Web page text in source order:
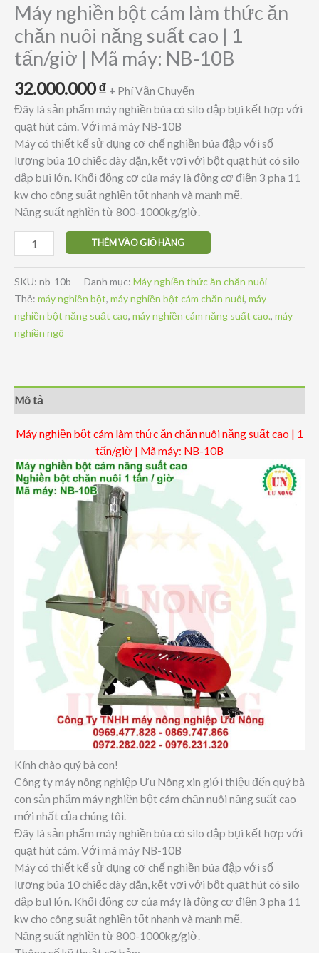
Máy nghiền bột cám làm thức ăn
chăn nuôi năng suất cao | 1
tấn/giờ | Mã máy: NB-10B
32.000.000₫ + Phí Vận Chuyển
Đây là sản phẩm máy nghiền búa có silo dập bụi kết hợp với
quạt hút cám. Với mã máy NB-10B
Máy có thiết kế sử dụng cơ chế nghiền búa đập với số
lượng búa 10 chiếc dày dặn, kết vợi với bột quạt hút có silo
dập bụi lớn. Khối động cơ của máy là động cơ điện 3 pha 11
kw cho công suất nghiền tốt nhanh và mạnh mẽ.
Năng suất nghiền từ 800-1000kg/giờ.
Máy
nghiền
thức
ăn
năng
cao
1
tấn/giờ
|
lượng
THÊM VÀO GIỎ HÀNG
SKU: nb-10b Danh mục: Máy nghiền thức ăn chăn nuôi
Thẻ: máy nghiền bột, máy nghiền bột cám chăn nuôi, máy
nghiền bột năng suất cao, máy nghiền cám năng suất cao., máy
nghiền ngô
Mô tả
Máy nghiền bột cám làm thức ăn chăn nuôi năng suất cao | 1
tấn/giờ | Mã máy: NB-10B
Kính chào quý bà con!
Công ty máy nông nghiệp Ưu Nông xin giới thiệu đến quý bà
con sản phẩm máy nghiền bột cám chăn nuôi năng suất cao
mới nhất của chúng tôi.
Đây là sản phẩm máy nghiền búa có silo dập bụi kết hợp với
quạt hút cám. Với mã máy NB-10B
Máy có thiết kế sử dụng cơ chế nghiền búa đập với số
lượng búa 10 chiếc dày dặn, kết vợi với bột quạt hút có silo
dập bụi lớn. Khối động cơ của máy là động cơ điện 3 pha 11
kw cho công suất nghiền tốt nhanh và mạnh mẽ.
Năng suất nghiền từ 800-1000kg/giờ.